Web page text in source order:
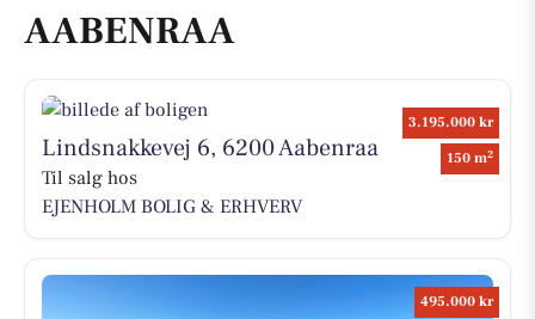
AABENRAA
3.195.000 kr
150 m2
Lindsnakkevej 6, 6200 Aabenraa
Til salg hos
EJENHOLM BOLIG & ERHVERV
495.000 kr